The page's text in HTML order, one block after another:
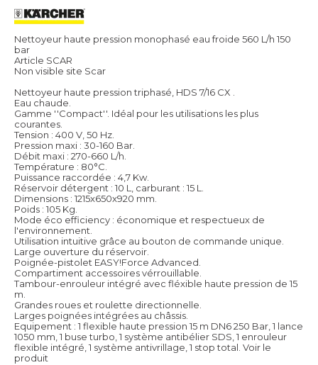
Nettoyeur haute pression monophasé eau froide 560 L/h 150
bar
Article SCAR
Non visible site Scar
Nettoyeur haute pression triphasé, HDS 7/16 CX .
Eau chaude.
Gamme ''Compact''. Idéal pour les utilisations les plus
courantes.
Tension : 400 V, 50 Hz.
Pression maxi : 30-160 Bar.
Débit maxi : 270-660 L/h.
Température : 80°C.
Puissance raccordée : 4,7 Kw.
Réservoir détergent : 10 L, carburant : 15 L.
Dimensions : 1215x650x920 mm.
Poids : 105 Kg.
Mode éco efficiency : économique et respectueux de
l'environnement.
Utilisation intuitive grâce au bouton de commande unique.
Large ouverture du réservoir.
Poignée-pistolet EASY!Force Advanced.
Compartiment accessoires vérrouillable.
Tambour-enrouleur intégré avec fléxible haute pression de 15
m.
Grandes roues et roulette directionnelle.
Larges poignées intégrées au châssis.
Equipement : 1 flexible haute pression 15 m DN6 250 Bar, 1 lance
1050 mm, 1 buse turbo, 1 système antibélier SDS, 1 enrouleur
flexible intégré, 1 système antivrillage, 1 stop total. Voir le
produit